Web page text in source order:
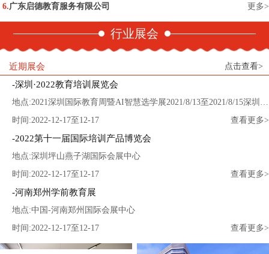
广东启德教育服务有限公司
更多>
行业展会
近期展会 点击查看>
深圳·2022教育培训展览会
地点:2021深圳国际教育周暨AI智慧选学展2021/8/13至2021/8/15深圳会展中心
时间:2022-12-17至12-17
查看更多>
2022第十一届国际培训产品博览会
地点:深圳坪山燕子湖国际会展中心
时间:2022-12-17至12-17
查看更多>
河南郑州学前教育展
地点:中国-河南郑州国际会展中心
时间:2022-12-17至12-17
查看更多>